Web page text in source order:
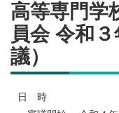
高等専門学
員会 令和
議）
日 時